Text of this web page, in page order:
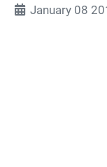
January 08